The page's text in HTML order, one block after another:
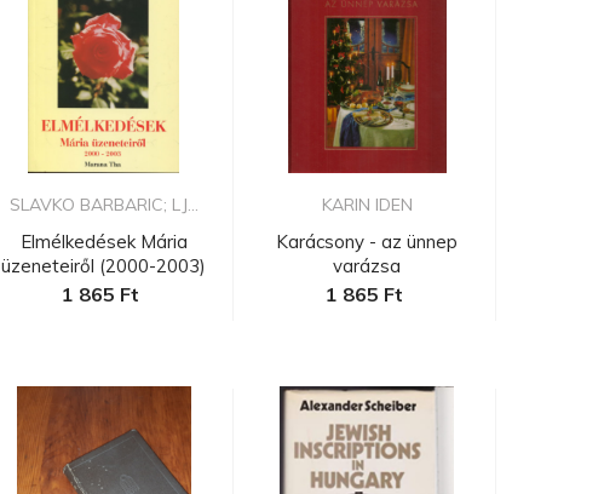
SLAVKO BARBARIC; LJ...
Elmélkedések Mária
üzeneteiről (2000-2003)
1 865 Ft
KARIN IDEN
Karácsony - az ünnep
varázsa
1 865 Ft